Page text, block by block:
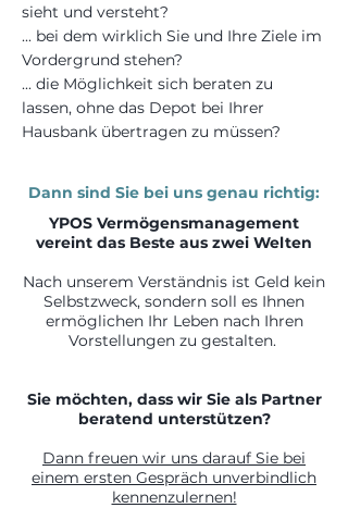
sieht und versteht?
... bei dem wirklich Sie und Ihre Ziele im
Vordergrund stehen?
... die Möglichkeit sich beraten zu
lassen, ohne das Depot bei Ihrer
Hausbank übertragen zu müssen?
Dann sind Sie bei uns genau richtig:
YPOS Vermögensmanagement
vereint das Beste aus zwei Welten
Nach unserem Verständnis ist Geld kein
Selbstzweck, sondern soll es Ihnen
ermöglichen Ihr Leben nach Ihren
Vorstellungen zu gestalten.
Sie möchten, dass wir Sie als Partner
beratend unterstützen?
Dann freuen wir uns darauf Sie bei
einem ersten Gespräch unverbindlich
kennenzulernen!